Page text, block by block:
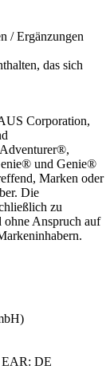
/ Ergänzungen
das sich
Corporation,
und Genie®
Marken oder
Die
zu
Anspruch auf
DE